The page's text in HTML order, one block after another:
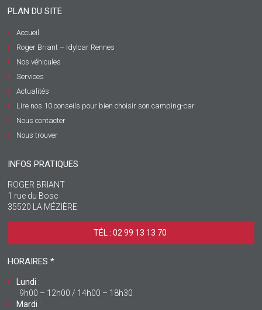
PLAN DU SITE
Accueil
Roger Briant – Idylcar Rennes
Nos véhicules
Services
Actualités
Lire nos 10 conseils pour bien choisir son camping-car
Nous contacter
Nous trouver
INFOS PRATIQUES
ROGER BRIANT
1 rue du Bosc
35520 LA MÉZIÈRE
TÉL : 02 99 13 13 70 ‎
HORAIRES *
Lundi :
9h00 – 12h00 / 14h00 – 18h30
Mardi :